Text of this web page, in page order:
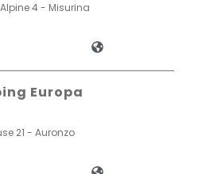
4 - Misurina
Europa
21 - Auronzo